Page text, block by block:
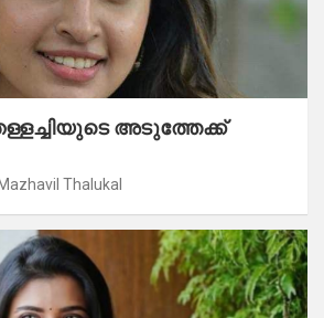
അടുത്തേക്ക്
Mazhavil Thalukal